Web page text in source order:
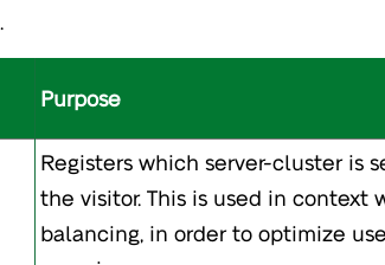
Purpose
Registers which server-cluster is
the visitor. This is used in context
balancing, in order to optimize